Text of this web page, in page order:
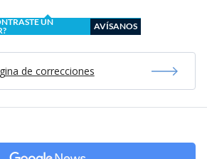
UN
AVÍSANOS
de correcciones